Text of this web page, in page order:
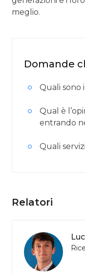
meglio.
Domande
Quali sono
Qual è
entrando
Quali
Relatori